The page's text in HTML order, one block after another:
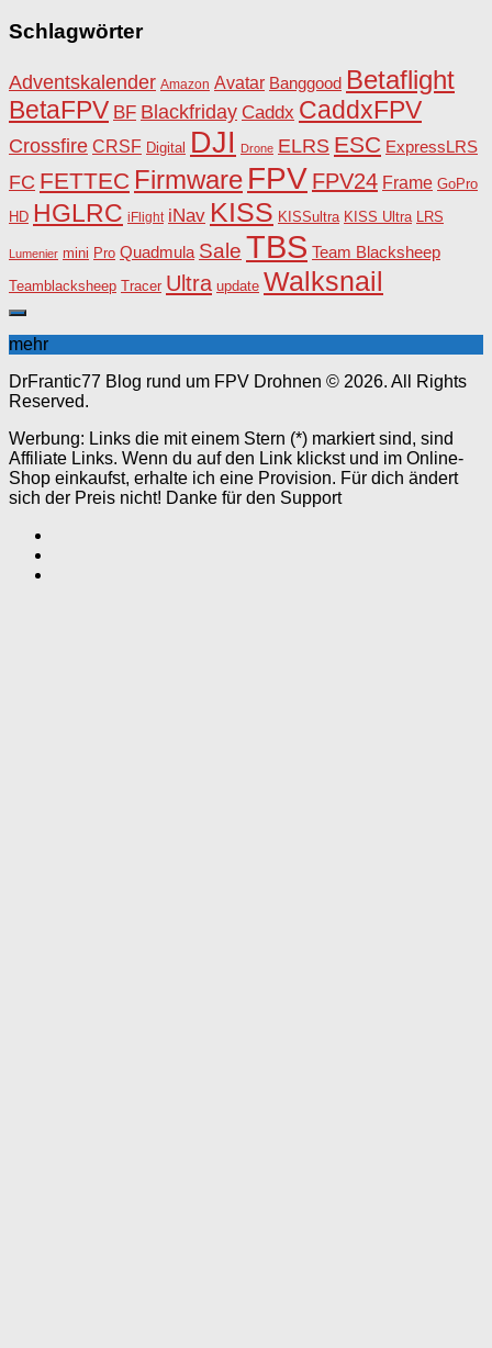
Schlagwörter
Adventskalender Amazon Avatar Banggood Betaflight
BetaFPV BF Blackfriday Caddx CaddxFPV
Crossfire CRSF Digital DJI Drone ELRS ESC ExpressLRS
FC FETTEC Firmware FPV FPV24 Frame GoPro
HD HGLRC iFlight iNav KISS KISSultra KISS Ultra LRS
Lumenier mini Pro Quadmula Sale TBS Team Blacksheep
Teamblacksheep Tracer Ultra update Walksnail
mehr
DrFrantic77 Blog rund um FPV Drohnen © 2026. All Rights
Reserved.
Werbung: Links die mit einem Stern (*) markiert sind, sind
Affiliate Links. Wenn du auf den Link klickst und im Online-
Shop einkaufst, erhalte ich eine Provision. Für dich ändert
sich der Preis nicht! Danke für den Support